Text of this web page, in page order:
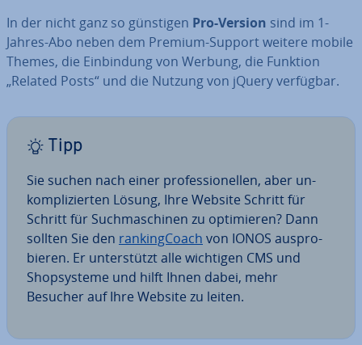
In der nicht ganz so günstigen Pro-Version sind im 1-
Jahres-Abo neben dem Premium-Support weitere mobile
Themes, die Ein­bin­dung von Werbung, die Funktion
„Related Posts“ und die Nutzung von jQuery verfügbar.
Tipp
Sie suchen nach einer pro­fes­sio­nel­len, aber un­
kom­pli­zier­ten Lösung, Ihre Website Schritt für
Schritt für Such­ma­schi­nen zu op­ti­mie­ren? Dann
sollten Sie den ran­king­Coach von IONOS aus­pro­
bie­ren. Er un­ter­stützt alle wichtigen CMS und
Shop­sys­te­me und hilft Ihnen dabei, mehr
Besucher auf Ihre Website zu leiten.